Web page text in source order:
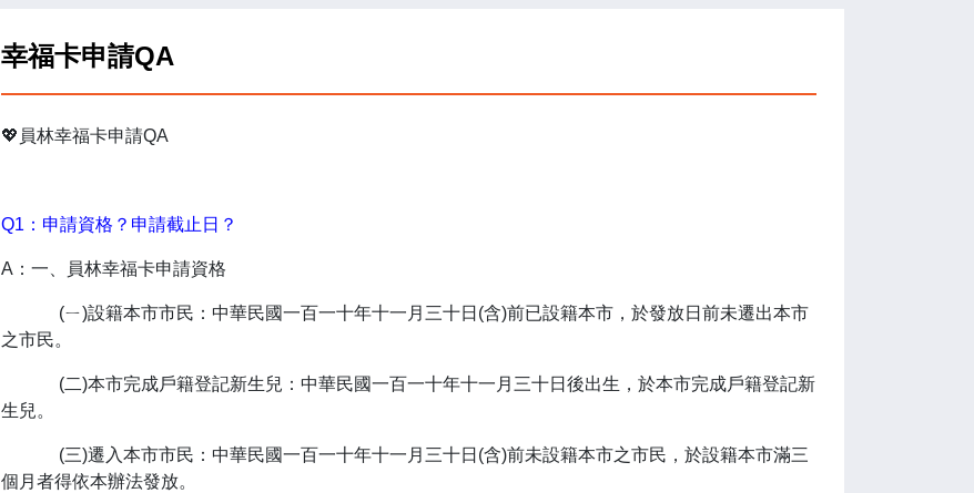
幸福卡申請QA
💖員林幸福卡申請QA
Q1：申請資格？申請截止日？
A：一、員林幸福卡申請資格
(ㄧ)設籍本市市民：中華民國一百一十年十一月三十日(含)前已設籍本市，於發放日前未遷出本市
之市民。
(二)本市完成戶籍登記新生兒：中華民國一百一十年十一月三十日後出生，於本市完成戶籍登記新
生兒。
(三)遷入本市市民：中華民國一百一十年十一月三十日(含)前未設籍本市之市民，於設籍本市滿三
個月者得依本辦法發放。